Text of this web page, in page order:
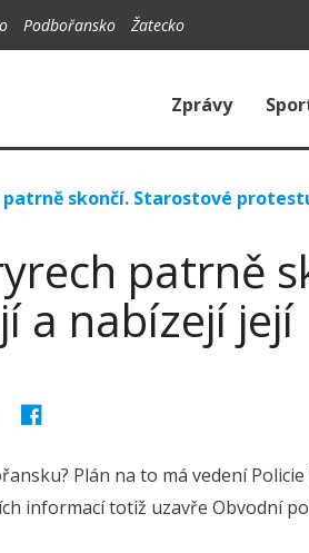
Podbořansko Žatecko
Zprávy
patrně skončí. Starostové
patrně
a nabízejí její
Plán na to má vedení Policie
informací totiž uzavře Obvodní